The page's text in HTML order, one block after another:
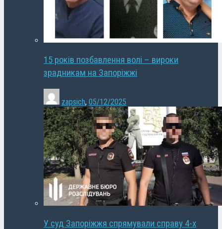
15 років позбавлення волі – вироки
зрадникам на Запоріжжі
zapsich, 05/12/2025
У суд Запоріжжя спрямували справу 4-х